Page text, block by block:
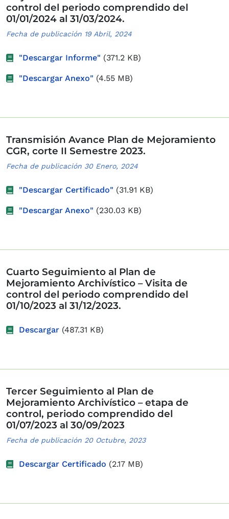
control del periodo comprendido del
01/01/2024 al 31/03/2024.
Fecha de publicación 19 Abril, 2024
"Descargar Informe" (371.2 KB)
"Descargar Anexo" (4.55 MB)
Transmisión Avance Plan de Mejoramiento
CGR, corte II Semestre 2023.
Fecha de publicación 30 Enero, 2024
"Descargar Certificado" (31.91 KB)
"Descargar Anexo" (230.03 KB)
Cuarto Seguimiento al Plan de
Mejoramiento Archivístico – Visita de
control del periodo comprendido del
01/10/2023 al 31/12/2023.
Descargar (487.31 KB)
Tercer Seguimiento al Plan de
Mejoramiento Archivístico – etapa de
control, periodo comprendido del
01/07/2023 al 30/09/2023
Fecha de publicación 20 Octubre, 2023
Descargar Certificado (2.17 MB)